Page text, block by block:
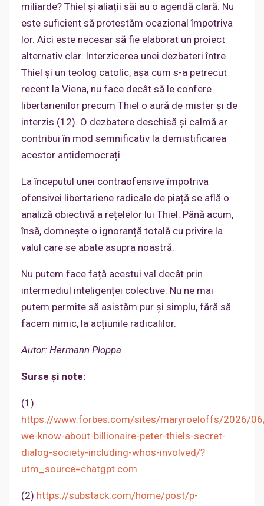
miliarde? Thiel și aliații săi au o agendă clară. Nu
este suficient să protestăm ocazional împotriva
lor. Aici este necesar să fie elaborat un proiect
alternativ clar. Interzicerea unei dezbateri între
Thiel și un teolog catolic, așa cum s-a petrecut
recent la Viena, nu face decât să le confere
libertarienilor precum Thiel o aură de mister și de
interzis (12). O dezbatere deschisă și calmă ar
contribui în mod semnificativ la demistificarea
acestor antidemocrați.
La începutul unei contraofensive împotriva
ofensivei libertariene radicale de piață se află o
analiză obiectivă a rețelelor lui Thiel. Până acum,
însă, domnește o ignoranță totală cu privire la
valul care se abate asupra noastră.
Nu putem face față acestui val decât prin
intermediul inteligenței colective. Nu ne mai
putem permite să asistăm pur și simplu, fără să
facem nimic, la acțiunile radicalilor.
Autor: Hermann Ploppa
Surse și note:
(1)
https://www.forbes.com/sites/maryroeloffs/2026/
we-know-about-billionaire-peter-thiels-secret-
dialog-society-including-whos-involved/?
utm_source=chatgpt.com
(2) https://substack.com/home/post/p-